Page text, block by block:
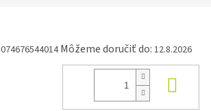
074676544014 Môžeme doručiť do: 12.8.2026